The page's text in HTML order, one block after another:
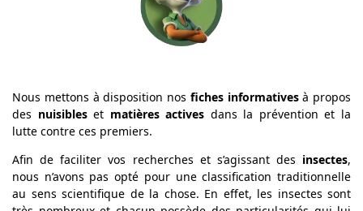
Nous mettons à disposition nos fiches informativesà propos
des nuisibleset matières actives dans la prévention et la
lutte contre ces premiers.
Afin de faciliter vos recherches et s’agissant des insectes,
nous n’avons pas opté pour une classification traditionnelle
au sens scientifique de la chose. En effet, les insectes sont